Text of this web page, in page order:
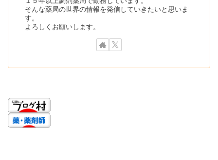
そんな薬局の世界の情報を発信していきたいと思いま
す。
よろしくお願いします。